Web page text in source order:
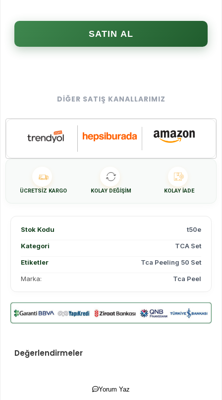
SATIN AL
DIĞER SATIŞ KANALLARIMIZ
ÜCRETSIZ KARGO KOLAY DEĞIŞIM KOLAY İADE
Stok Kodu t50e
Kategori TCA Set
Etiketler Tca Peeling 50 Set
Marka: Tca Peel
Değerlendirmeler
Yorum Yaz